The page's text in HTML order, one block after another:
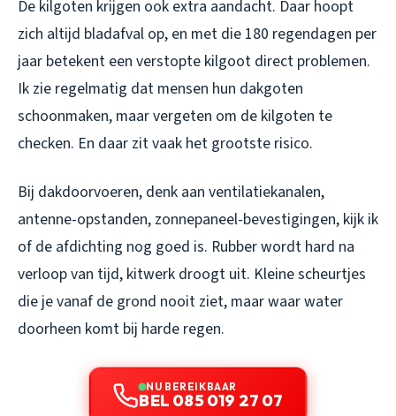
De kilgoten krijgen ook extra aandacht. Daar hoopt
zich altijd bladafval op, en met die 180 regendagen per
jaar betekent een verstopte kilgoot direct problemen.
Ik zie regelmatig dat mensen hun dakgoten
schoonmaken, maar vergeten om de kilgoten te
checken. En daar zit vaak het grootste risico.
Bij dakdoorvoeren, denk aan ventilatiekanalen,
antenne-opstanden, zonnepaneel-bevestigingen, kijk ik
of de afdichting nog goed is. Rubber wordt hard na
verloop van tijd, kitwerk droogt uit. Kleine scheurtjes
die je vanaf de grond nooit ziet, maar waar water
doorheen komt bij harde regen.
NU BEREIKBAAR
BEL 085 019 27 07